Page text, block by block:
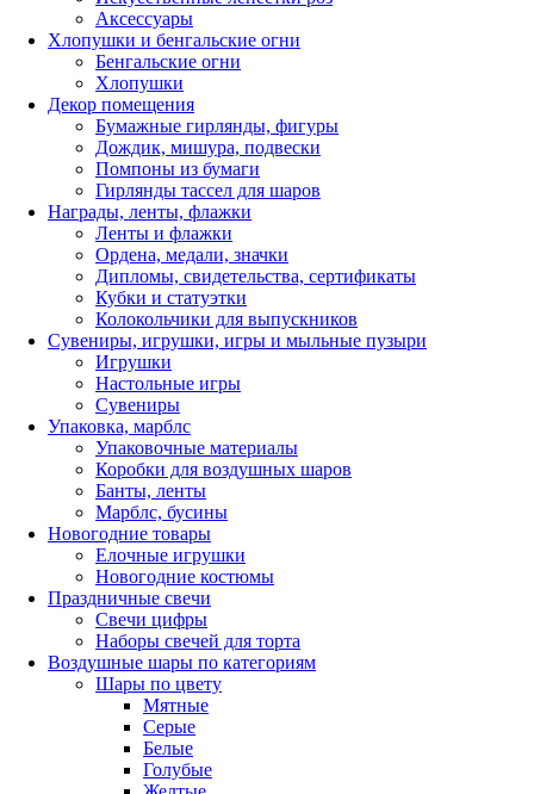
Аксессуары
Хлопушки и бенгальские огни
Бенгальские огни
Хлопушки
Декор помещения
Бумажные гирлянды, фигуры
Дождик, мишура, подвески
Помпоны из бумаги
Гирлянды тассел для шаров
Награды, ленты, флажки
Ленты и флажки
Ордена, медали, значки
Дипломы, свидетельства, сертификаты
Кубки и статуэтки
Колокольчики для выпускников
Сувениры, игрушки, игры и мыльные пузыри
Игрушки
Настольные игры
Сувениры
Упаковка, марблс
Упаковочные материалы
Коробки для воздушных шаров
Банты, ленты
Марблс, бусины
Новогодние товары
Елочные игрушки
Новогодние костюмы
Праздничные свечи
Свечи цифры
Наборы свечей для торта
Воздушные шары по категориям
Шары по цвету
Мятные
Серые
Белые
Голубые